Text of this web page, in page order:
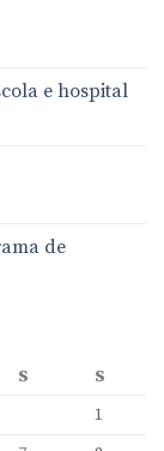
e hospital
de
S
S
1